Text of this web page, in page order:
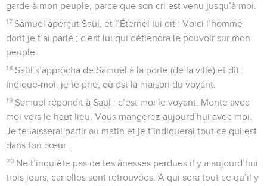
garde à mon peuple, parce que son cri est venu jusqu’à moi.
17 Samuel aperçut Saül, et l’Éternel lui dit : Voici l’homme
dont je t’ai parlé ; c’est lui qui détiendra le pouvoir sur mon
peuple.
18 Saül s’approcha de Samuel à la porte (de la ville) et dit :
Indique-moi, je te prie, où est la maison du voyant.
19 Samuel répondit à Saül : c’est moi le voyant. Monte avec
moi vers le haut lieu. Vous mangerez aujourd’hui avec moi.
Je te laisserai partir au matin et je t’indiquerai tout ce qui est
dans ton cœur.
20 Ne t’inquiète pas de tes ânesses perdues il y a aujourd’hui
trois jours, car elles sont retrouvées. A qui sera tout ce qu’il y